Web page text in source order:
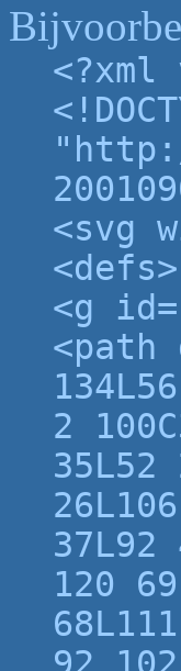
<svg
<defs>
<g
<path
2
37L92
120
92